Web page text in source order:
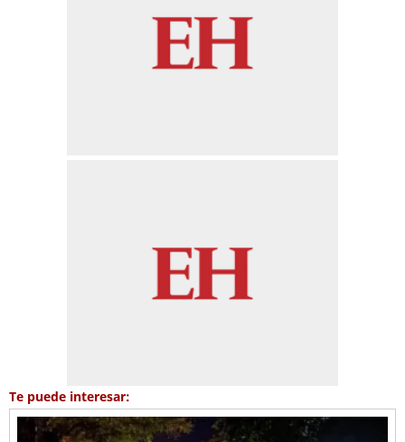
Te puede interesar: